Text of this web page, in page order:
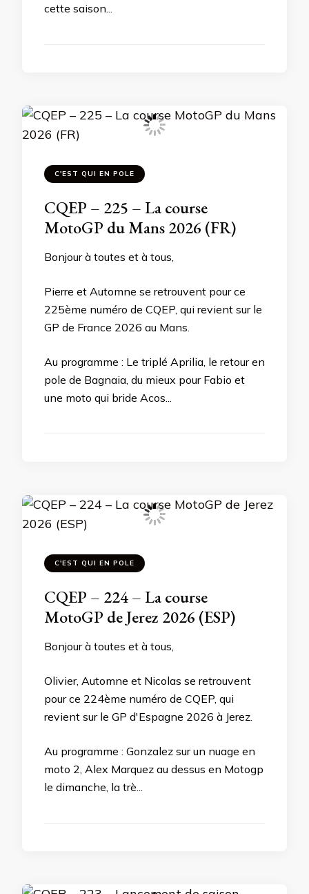
cette saison...
C'EST QUI EN POLE
CQEP – 225 – La course
MotoGP du Mans 2026 (FR)
Bonjour à toutes et à tous,
Pierre et Automne se retrouvent pour ce
225ème numéro de CQEP, qui revient sur le
GP de France 2026 au Mans.
Au programme : Le triplé Aprilia, le retour en
pole de Bagnaia, du mieux pour Fabio et
une moto qui bride Acos...
C'EST QUI EN POLE
CQEP – 224 – La course
MotoGP de Jerez 2026 (ESP)
Bonjour à toutes et à tous,
Olivier, Automne et Nicolas se retrouvent
pour ce 224ème numéro de CQEP, qui
revient sur le GP d'Espagne 2026 à Jerez.
Au programme : Gonzalez sur un nuage en
moto 2, Alex Marquez au dessus en Motogp
le dimanche, la trè...